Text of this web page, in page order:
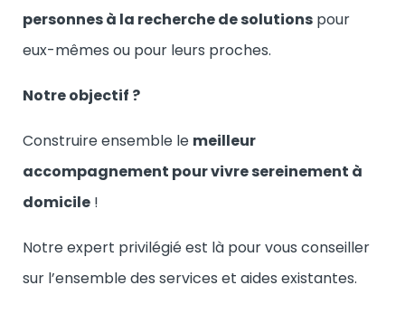
personnes à la recherche de solutions pour
eux-mêmes ou pour leurs proches.
Notre objectif ?
Construire ensemble le meilleur
accompagnement pour vivre sereinement à
domicile !
Notre expert privilégié est là pour vous conseiller
sur l’ensemble des services et aides existantes.